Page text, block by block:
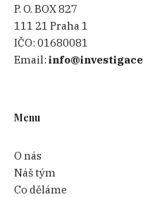
P. O. BOX 827
111 21 Praha 1
IČO:01680081
Email:
Menu
O nás
Náš tým
Co děláme